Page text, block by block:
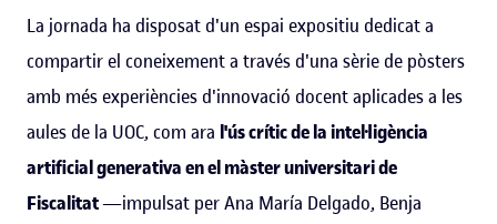
La jornada ha disposat d'un espai expositiu dedicat a
compartir el coneixement a través d'una sèrie de pòsters
amb més experiències d'innovació docent aplicades a les
aules de la UOC, com ara l'ús crític de la intel·ligència
artificial generativa en el màster universitari de
Fiscalitat—impulsat per Ana María Delgado, Benja